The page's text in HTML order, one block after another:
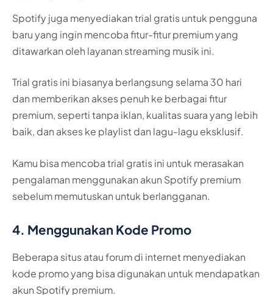
Spotify juga menyediakan trial gratis untuk pengguna
baru yang ingin mencoba fitur-fitur premium yang
ditawarkan oleh layanan streaming musik ini.
Trial gratis ini biasanya berlangsung selama 30 hari
dan memberikan akses penuh ke berbagai fitur
premium, seperti tanpa iklan, kualitas suara yang lebih
baik, dan akses ke playlist dan lagu-lagu eksklusif.
Kamu bisa mencoba trial gratis ini untuk merasakan
pengalaman menggunakan akun Spotify premium
sebelum memutuskan untuk berlangganan.
4. Menggunakan Kode Promo
Beberapa situs atau forum di internet menyediakan
kode promo yang bisa digunakan untuk mendapatkan
akun Spotify premium.